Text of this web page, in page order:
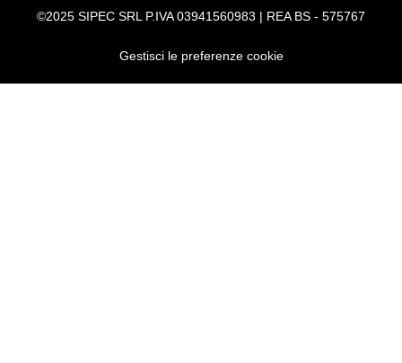
©2025 SIPEC SRL P.IVA 03941560983 | REA BS - 575767
Gestisci le preferenze cookie